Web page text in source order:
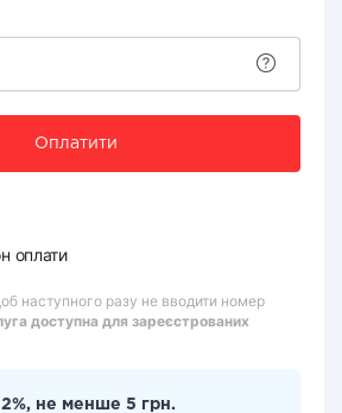
Оплатити
оплати
наступного разу не вводити номер
доступна для зареєстрованих
не менше 5 грн.